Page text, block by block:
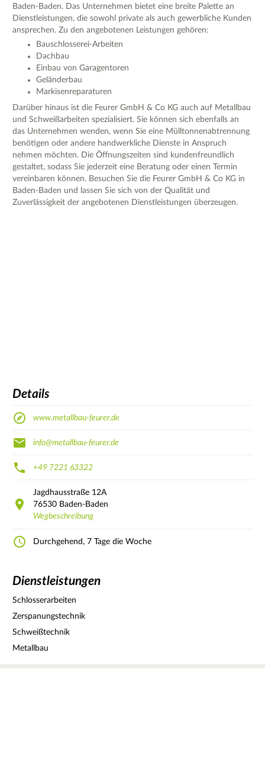
Baden-Baden. Das Unternehmen bietet eine breite Palette an
Dienstleistungen, die sowohl private als auch gewerbliche Kunden
ansprechen. Zu den angebotenen Leistungen gehören:
Bauschlosserei-Arbeiten
Dachbau
Einbau von Garagentoren
Geländerbau
Markisenreparaturen
Darüber hinaus ist die Feurer GmbH & Co KG auch auf Metallbau
und Schweißarbeiten spezialisiert. Sie können sich ebenfalls an
das Unternehmen wenden, wenn Sie eine Mülltonnenabtrennung
benötigen oder andere handwerkliche Dienste in Anspruch
nehmen möchten. Die Öffnungszeiten sind kundenfreundlich
gestaltet, sodass Sie jederzeit eine Beratung oder einen Termin
vereinbaren können. Besuchen Sie die Feurer GmbH & Co KG in
Baden-Baden und lassen Sie sich von der Qualität und
Zuverlässigkeit der angebotenen Dienstleistungen überzeugen.
Details
www.metallbau-feurer.de
info@metallbau-feurer.de
+49 7221 63322
Jagdhausstraße 12A
76530 Baden-Baden
Wegbeschreibung
Durchgehend, 7 Tage die Woche
Dienstleistungen
Schlosserarbeiten
Zerspanungstechnik
Schweißtechnik
Metallbau